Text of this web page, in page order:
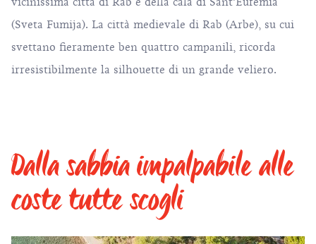
(Sveta Fumija). La città medievale di Rab (Arbe), su cui
svettano fieramente ben quattro campanili, ricorda
irresistibilmente la silhouette di un grande veliero.
Dalla sabbia impalpabile alle
coste tutte scogli